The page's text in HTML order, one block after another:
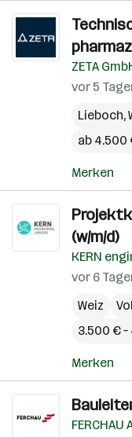
ZETA
vor 5
Lieboch,
ab
Merken
(w/m/d)
KERN
vor 6
Weiz
3.500 €
Merken